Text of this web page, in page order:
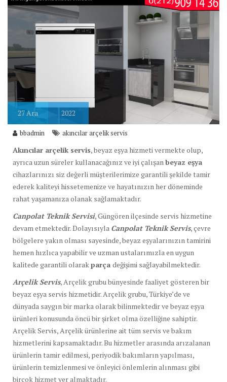
27 Ara 2022
bbadmin akıncılar arçelik servis
Akıncılar arçelik servis, beyaz eşya hizmeti vermekte olup,
ayrıca uzun süreler kullanacağınız ve iyi çalışan beyaz eşya
cihazlarınızı siz değerli müşterilerimize garantili şekilde tamir
ederek kaliteyi hissetemenize ve hayatınızın her döneminde
rahat yaşamanıza olanak sağlamaktadır.
Canpolat Teknik Servisi, Güngören ilçesinde servis hizmetine
devam etmektedir. Dolayısıyla Canpolat Teknik Servis, çevre
bölgelere yakın olması sayesinde, beyaz eşyalarınızın tamirini
hemen hızlıca yapabilir ve uzman ustalarımızla en uygun
kalitede garantili olarakparça değişimi sağlayabilmektedir.
Arçelik Servis, Arçelik grubu bünyesinde faaliyet gösteren bir
beyaz eşya servis hizmetidir. Arçelik grubu, Türkiye’de ve
dünyada saygın bir marka olarak bilinmektedir ve beyaz eşya
ürünleri konusunda öncü bir şirket olma özelliğine sahiptir.
Arçelik Servis, Arçelik ürünlerine ait tüm servis ve bakım
hizmetlerini kapsamaktadır. Bu hizmetler arasında arızalanan
ürünlerin tamir edilmesi, periyodik bakımların yapılması,
ürünlerin temizlenmesi ve önleyici önlemlerin alınması gibi
birçok hizmet yer almaktadır.